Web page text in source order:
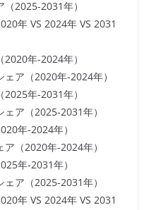
（2025-2031年）
年 VS 2024年 VS 2031
2020年-2024年）
ェア（2020年-2024年）
2025年-2031年）
ェア（2025-2031年）
年-2024年）
ア（2020年-2024年）
年-2031年）
ェア（2025-2031年）
年 VS 2024年 VS 2031